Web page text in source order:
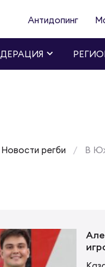
Антидопинг
Новости регби В